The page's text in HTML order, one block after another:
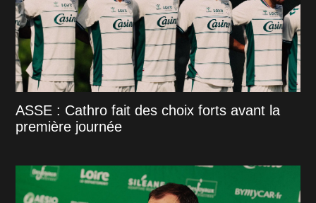
ASSE : Cathro fait des choix forts avant la
première journée